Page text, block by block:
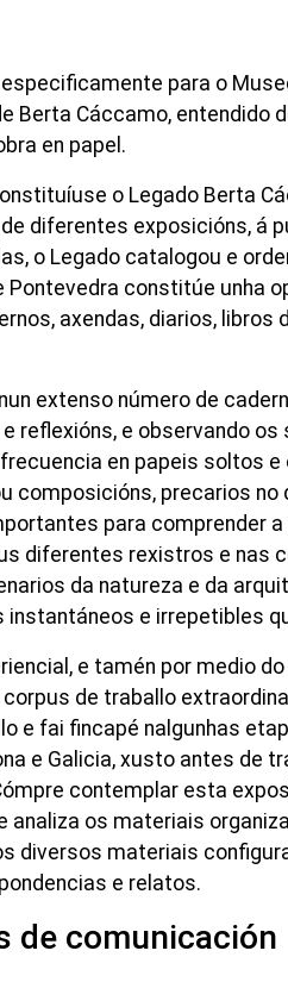
para o
Berta Cáccamo, entendido
en papel.
o Legado Berta
diferentes exposicións,
o Legado catalogou e
Pontevedra constitúe unha
axendas, diarios,
extenso número de
reflexións, e observando
en papeis soltos
composicións, precarios
para comprender
diferentes rexistros e
da natureza e da
e irrepetibles
e tamén por medio
de traballo
e fai fincapé nalgunhas
e Galicia, xusto antes de
contemplar esta
analiza os materiais
diversos materiais
e relatos.
de comunicación